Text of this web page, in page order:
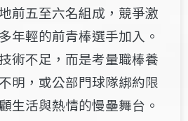
前五至六名組成，競爭激
年輕的前青棒選手加入。
術不足，而是考量職棒養
明，或公部門球隊綁約限
生活與熱情的慢壘舞台。